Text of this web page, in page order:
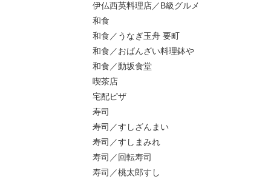
伊仏西英料理店／B級グルメ
和食
和食／うなぎ玉舟 要町
和食／おばんざい料理鉢や
和食／動坂食堂
喫茶店
宅配ピザ
寿司
寿司／すしざんまい
寿司／すしまみれ
寿司／回転寿司
寿司／桃太郎すし